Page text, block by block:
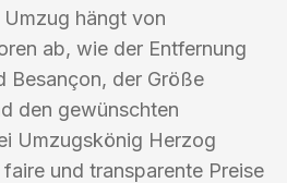
hängt von
ab, wie der Entfernung
Besançon, der Größe
den gewünschten
Umzugskönig Herzog
und transparente Preise